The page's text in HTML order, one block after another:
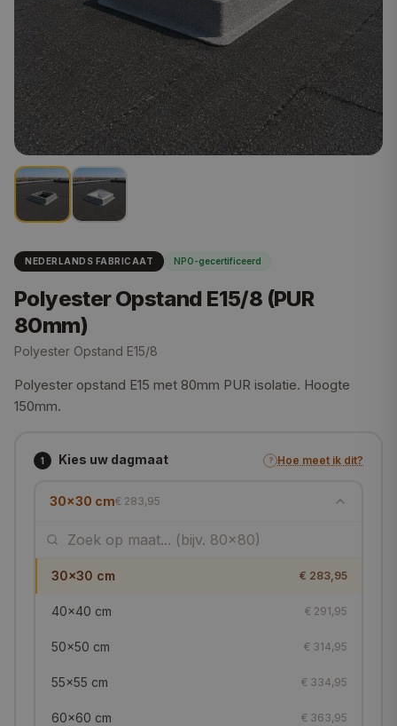
NEDERLANDS FABRICAAT NPO-gecertificeerd
Polyester Opstand E15/8 (PUR
80mm)
Polyester Opstand E15/8
Polyester opstand E15 met 80mm PUR isolatie. Hoogte
150mm.
1 Kies uw dagmaat ? Hoe meet ik dit?
30x30 cm€ 283,95
30x30 cm € 283,95
40x40 cm € 291,95
50x50 cm € 314,95
55x55 cm € 334,95
60x60 cm € 363,95